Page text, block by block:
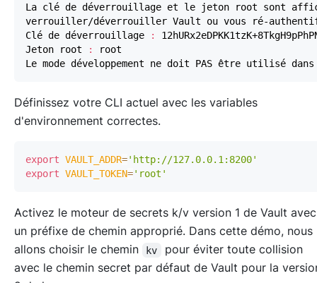
Clé de déverrouillage :
Jeton root
:
Le mode développement ne doit PAS être utilisé
Définissez votre CLI actuel avec les variables
d'environnement correctes.
export VAULT_ADDR='http://127.0.0.1:8200'
export VAULT_TOKEN='root'
Activez le moteur de secrets k/v version 1 de Vault avec
un préfixe de chemin approprié. Dans cette démo, nous
allons choisir le chemin
kv
pour éviter toute collision
avec le chemin secret par défaut de Vault pour la